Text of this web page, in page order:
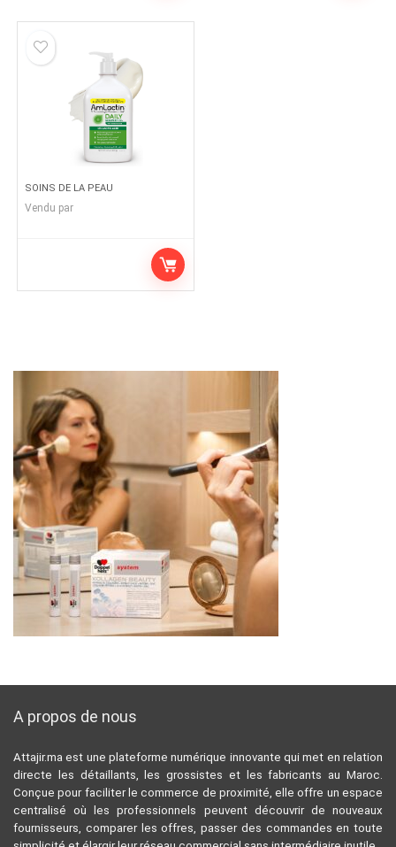
SOINS DE LA PEAU
Vendu par
A propos de nous
Attajir.ma est une plateforme numérique innovante qui met en relation
directe les détaillants, les grossistes et les fabricants au Maroc.
Conçue pour faciliter le commerce de proximité, elle offre un espace
centralisé où les professionnels peuvent découvrir de nouveaux
fournisseurs, comparer les offres, passer des commandes en toute